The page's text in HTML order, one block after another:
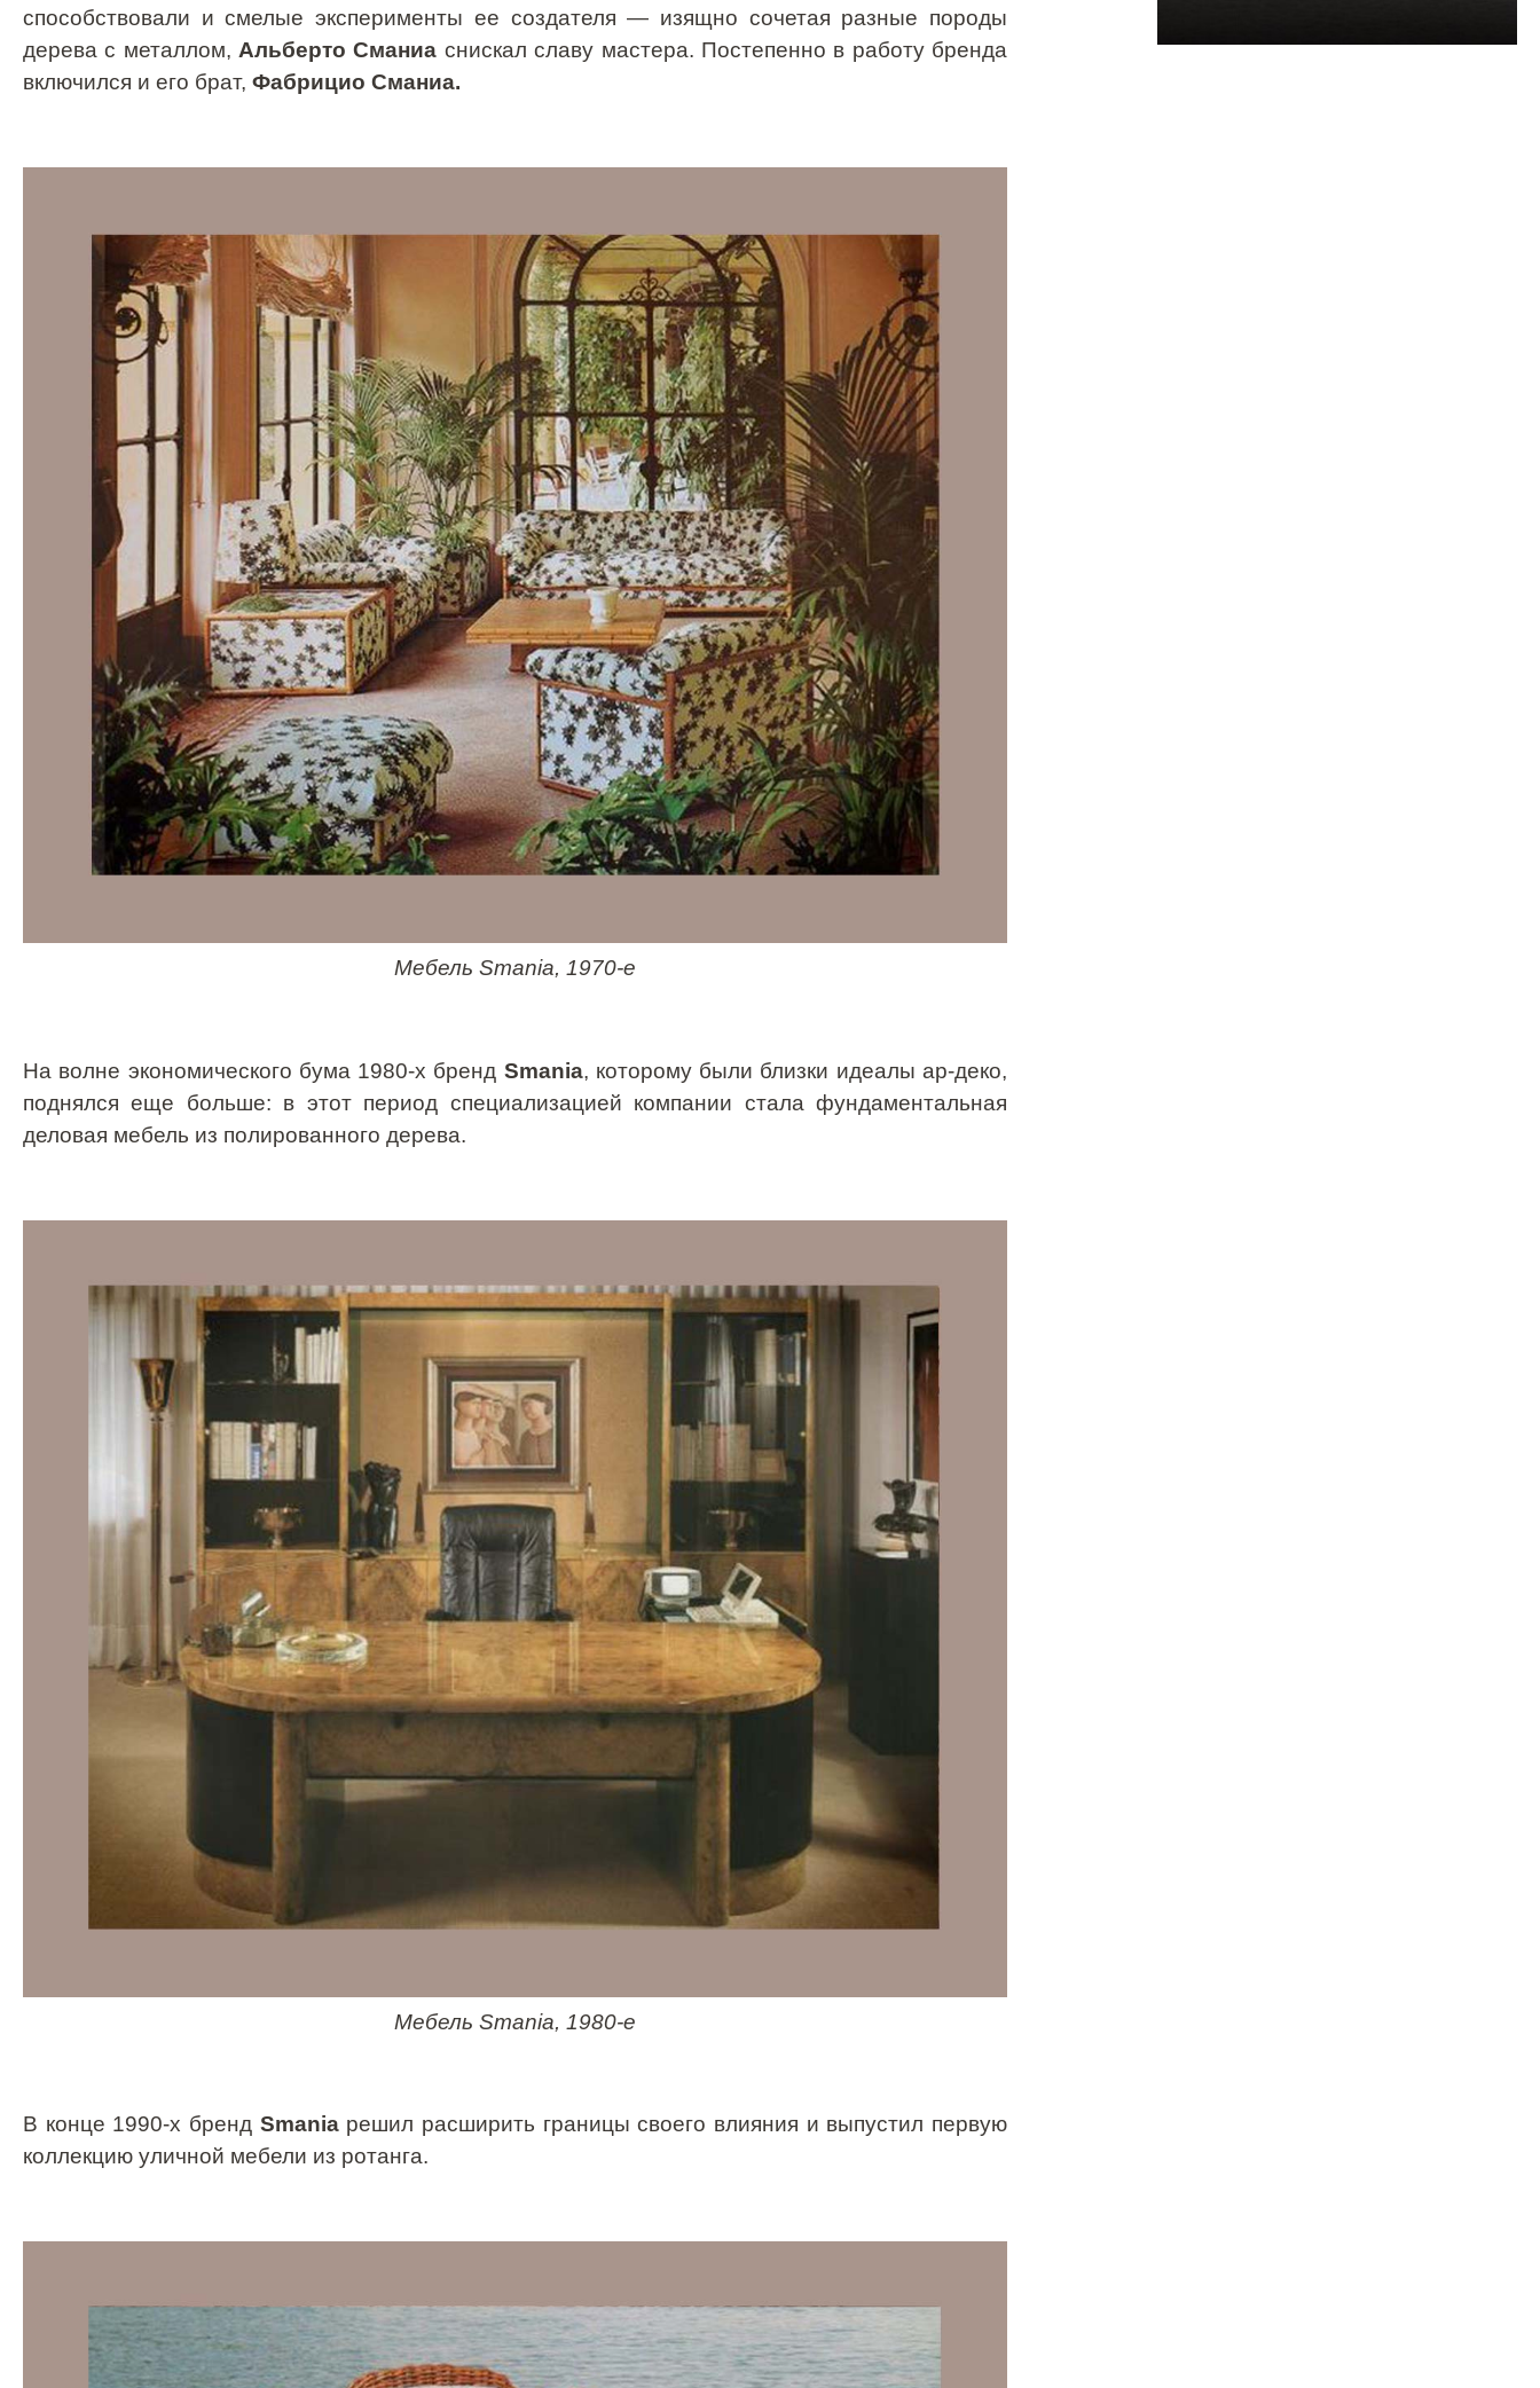
способствовали и смелые эксперименты ее создателя — изящно сочетая разные породы
дерева с металлом, Альберто Сманиа снискал славу мастера. Постепенно в работу бренда
включился и его брат, Фабрицио Сманиа.
Мебель Smania, 1970-е
На волне экономического бума 1980-х бренд Smania, которому были близки идеалыар-деко,
поднялся еще больше: в этот период специализацией компании стала фундаментальная
деловая мебель из полированного дерева.
Мебель Smania, 1980-е
В конце 1990-х бренд Smania решил расширить границы своего влияния и выпустил первую
коллекцию уличной мебели из ротанга.